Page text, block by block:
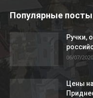
Популярные посты
Ручки,
06/07/
Цены